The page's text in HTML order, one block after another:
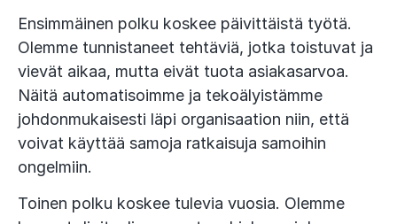
Ensimmäinen polku koskee päivittäistä työtä.
Olemme tunnistaneet tehtäviä, jotka toistuvat ja
vievät aikaa, mutta eivät tuota asiakasarvoa.
Näitä automatisoimme ja tekoälyistämme
johdonmukaisesti läpi organisaation niin, että
voivat käyttää samoja ratkaisuja samoihin
ongelmiin.
Toinen polku koskee tulevia vuosia. Olemme